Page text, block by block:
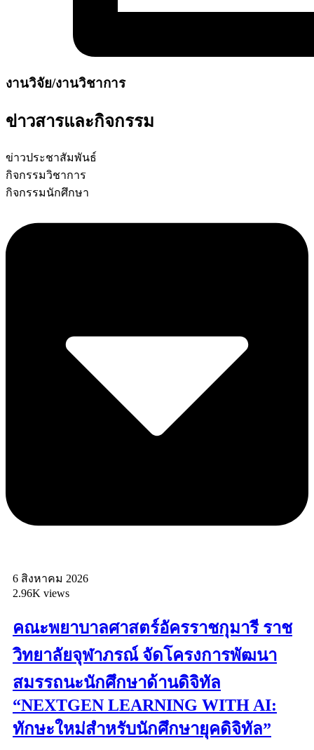
งานวิจัย/งานวิชาการ
ข่าวสารและกิจกรรม
ข่าวประชาสัมพันธ์
กิจกรรมวิชาการ
กิจกรรมนักศึกษา
6 สิงหาคม 2026
2.96K views
คณะพยาบาลศาสตร์อัครราชกุมารี ราช
วิทยาลัยจุฬาภรณ์ จัดโครงการพัฒนา
สมรรถนะนักศึกษาด้านดิจิทัล
“NEXTGEN LEARNING WITH AI:
ทักษะใหม่สำหรับนักศึกษายุคดิจิทัล”